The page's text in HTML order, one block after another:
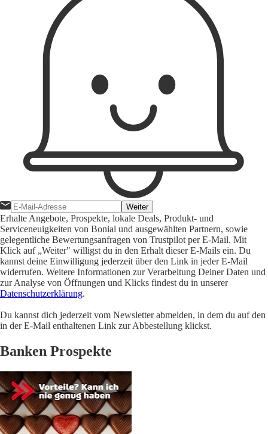
Weiter
Erhalte Angebote, Prospekte, lokale Deals, Produkt- und
Serviceneuigkeiten von Bonial und ausgewählten Partnern, sowie
gelegentliche Bewertungsanfragen von Trustpilot per E-Mail. Mit
Klick auf „Weiter" willigst du in den Erhalt dieser E-Mails ein. Du
kannst deine Einwilligung jederzeit über den Link in jeder E-Mail
widerrufen. Weitere Informationen zur Verarbeitung Deiner Daten und
zur Analyse von Öffnungen und Klicks findest du in unserer
Datenschutzerklärung.
Du kannst dich jederzeit vom Newsletter abmelden, in dem du auf den
in der E-Mail enthaltenen Link zur Abbestellung klickst.
Banken Prospekte